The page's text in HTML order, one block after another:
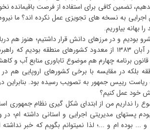
تضمین کافی برای استفاده از فرصت باقیمانده
به نسخه های تجویزی عمل نکرده اند؟ ما
بهانه بیاوریم.
بودیم و در مرزهای دانش قرار داشتیم؛ هنوز هم
منابع آب در برخی محافل صحبت میشود درحالیکه ما از ۲۲ سال قبل در آبان ۱۳۸۳ از معدود
یکپارچه منابع آب را تدوین، تصویب و ابلاغ کردیم.وی افزود: در ماده ۱۷ قانون برنامه چهارم هم موضوع
بلکه در مقایسه با برخی کشورهای اروپایی هم
رییس جمهور به تصویب رسیده بود. بنابراین
خود عمل کنیم؟
پستهای مدیریتی اجرایی و استانی داشته ام؛
بوده ام و ...؛ لذا نمیتوانم بگویم که خبر نداشته